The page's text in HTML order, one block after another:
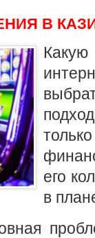
В
его
в